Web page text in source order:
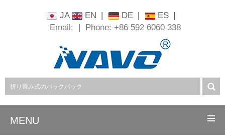
JA EN | DE | ES |
Email:
| Phone: +86 592 6060 338
MENU